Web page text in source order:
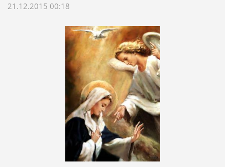
21.12.2015 00:18